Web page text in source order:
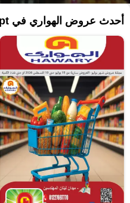
أحدث عروض الهواري في Egypt - القاهرة